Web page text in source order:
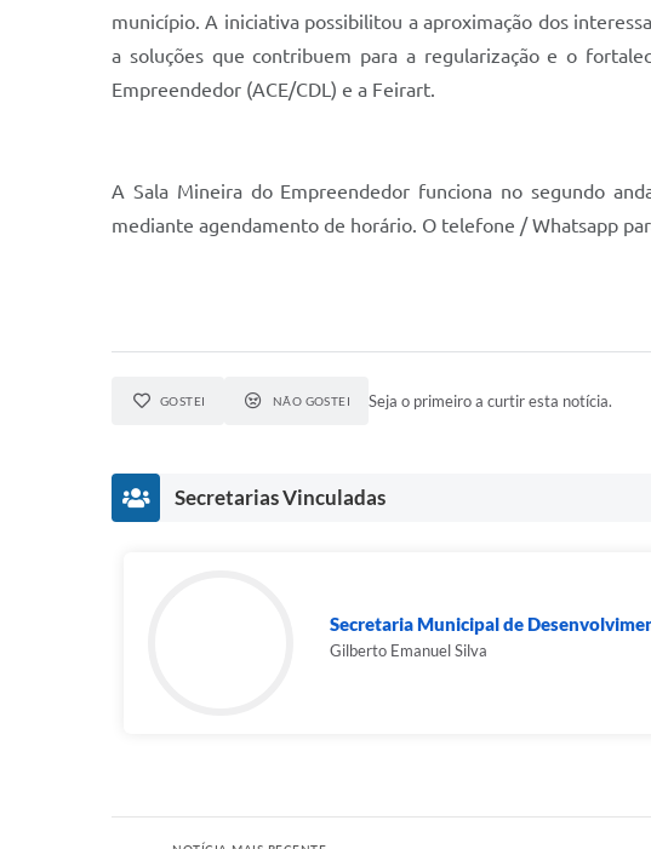
município. A iniciativa possibilitou a aproximação dos
a soluções que contribuem para a regularização e o
Empreendedor (ACE/CDL) e a Feirart.
A Sala Mineira do Empreendedor funciona no segundo
mediante agendamento de horário. O telefone / Whatsapp
GOSTEI NÃO GOSTEI Seja o primeiro a curtir esta notícia.
Secretarias Vinculadas
Secretaria Municipal de
Gilberto Emanuel Silva